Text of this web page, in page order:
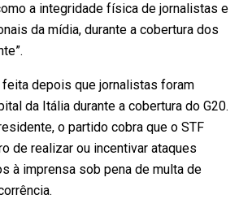
a integridade física de jornalistas e
da mídia, durante a cobertura dos
depois que jornalistas foram
da Itália durante a cobertura do G20.
o partido cobra que o STF
de realizar ou incentivar ataques
à imprensa sob pena de multa de